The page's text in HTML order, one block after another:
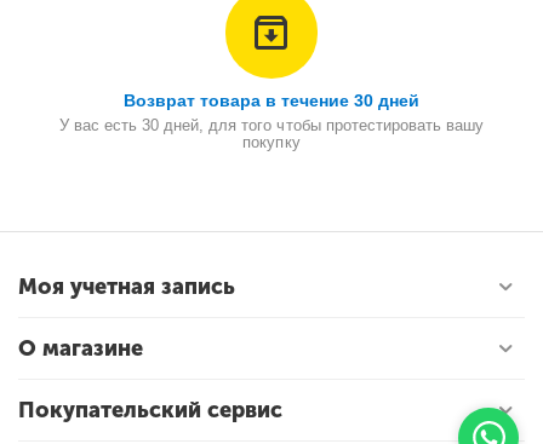
Возврат товара в течение 30 дней
У вас есть 30 дней, для того чтобы протестировать вашу
покупку
Моя учетная запись
О магазине
Покупательский сервис